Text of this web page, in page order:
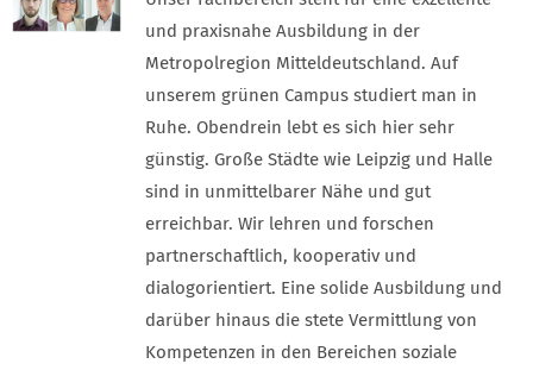
und praxisnahe Ausbildung in der
Metropolregion Mitteldeutschland. Auf
unserem grünen Campus studiert man in
Ruhe. Obendrein lebt es sich hier sehr
günstig. Große Städte wie Leipzig und Halle
sind in unmittelbarer Nähe und gut
erreichbar. Wir lehren und forschen
partnerschaftlich, kooperativ und
dialogorientiert. Eine solide Ausbildung und
darüber hinaus die stete Vermittlung von
Kompetenzen in den Bereichen soziale